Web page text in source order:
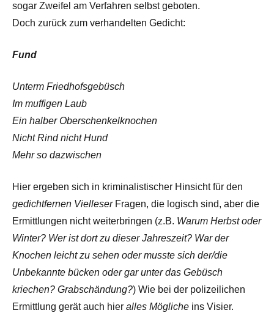
sogar Zweifel am Verfahren selbst geboten.
Doch zurück zum verhandelten Gedicht:
Fund
Unterm Friedhofsgebüsch
Im muffigen Laub
Ein halber Oberschenkelknochen
Nicht Rind nicht Hund
Mehr so dazwischen
Hier ergeben sich in kriminalistischer Hinsicht für den
gedichtfernen VielleserFragen, die logisch sind, aber die
Ermittlungen nicht weiterbringen (z.B. Warum Herbst oder
Winter? Wer ist dort zu dieser Jahreszeit? War der
Knochen leicht zu sehen oder musste sich der/die
Unbekannte bücken oder gar unter das Gebüsch
kriechen? Grabschändung?) Wie bei der polizeilichen
Ermittlung gerät auch hier alles Mögliche ins Visier.